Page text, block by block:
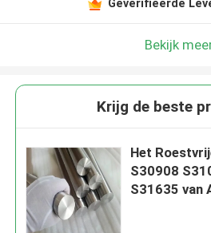
Geverifieerde
Bekijk
Krijg de beste
Het
S30908
S31635 van